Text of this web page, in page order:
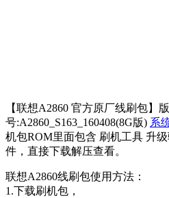
【联想A2860 官方原厂线刷包】
号:A2860_S163_160408(8G版) 系
机包ROM里面包含 刷机工具 升
件，直接下载解压查看。
联想A2860线刷包使用方法：
1.下载刷机包，